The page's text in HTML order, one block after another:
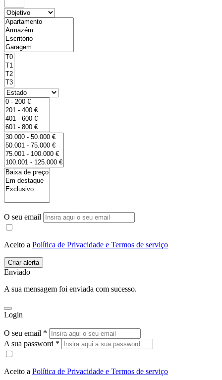
O seu email
Aceito a Política de Privacidade e Termos de serviço
Enviado
A sua mensagem foi enviada com sucesso.
Login
O seu email *
A sua password *
Aceito a Política de Privacidade e Termos de serviço